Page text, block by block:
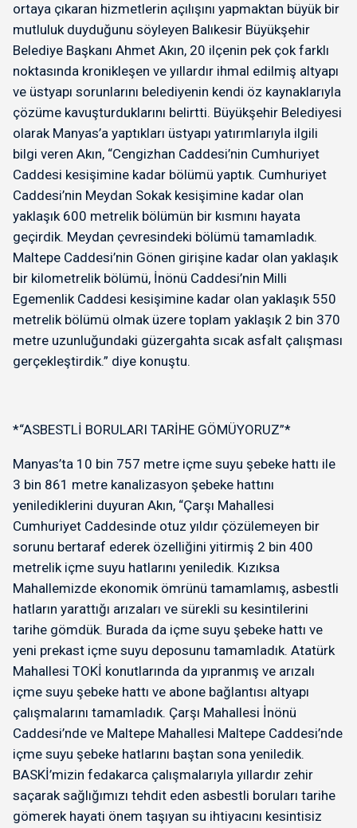
ortaya çıkaran hizmetlerin açılışını yapmaktan büyük bir
mutluluk duyduğunu söyleyen Balıkesir Büyükşehir
Belediye Başkanı Ahmet Akın, 20 ilçenin pek çok farklı
noktasında kronikleşen ve yıllardır ihmal edilmiş altyapı
ve üstyapı sorunlarını belediyenin kendi öz kaynaklarıyla
çözüme kavuşturduklarını belirtti. Büyükşehir Belediyesi
olarak Manyas’a yaptıkları üstyapı yatırımlarıyla ilgili
bilgi veren Akın, “Cengizhan Caddesi’nin Cumhuriyet
Caddesi kesişimine kadar bölümü yaptık. Cumhuriyet
Caddesi’nin Meydan Sokak kesişimine kadar olan
yaklaşık 600 metrelik bölümün bir kısmını hayata
geçirdik. Meydan çevresindeki bölümü tamamladık.
Maltepe Caddesi’nin Gönen girişine kadar olan yaklaşık
bir kilometrelik bölümü, İnönü Caddesi’nin Milli
Egemenlik Caddesi kesişimine kadar olan yaklaşık 550
metrelik bölümü olmak üzere toplam yaklaşık 2 bin 370
metre uzunluğundaki güzergahta sıcak asfalt çalışması
gerçekleştirdik.” diye konuştu.
*“ASBESTLİ BORULARI TARİHE GÖMÜYORUZ”*
Manyas’ta 10 bin 757 metre içme suyu şebeke hattı ile
3 bin 861 metre kanalizasyon şebeke hattını
yenilediklerini duyuran Akın, “Çarşı Mahallesi
Cumhuriyet Caddesinde otuz yıldır çözülemeyen bir
sorunu bertaraf ederek özelliğini yitirmiş 2 bin 400
metrelik içme suyu hatlarını yeniledik. Kızıksa
Mahallemizde ekonomik ömrünü tamamlamış, asbestli
hatların yarattığı arızaları ve sürekli su kesintilerini
tarihe gömdük. Burada da içme suyu şebeke hattı ve
yeni prekast içme suyu deposunu tamamladık. Atatürk
Mahallesi TOKİ konutlarında da yıpranmış ve arızalı
içme suyu şebeke hattı ve abone bağlantısı altyapı
çalışmalarını tamamladık. Çarşı Mahallesi İnönü
Caddesi’nde ve Maltepe Mahallesi Maltepe Caddesi’nde
içme suyu şebeke hatlarını baştan sona yeniledik.
BASKİ’mizin fedakarca çalışmalarıyla yıllardır zehir
saçarak sağlığımızı tehdit eden asbestli boruları tarihe
gömerek hayati önem taşıyan su ihtiyacını kesintisiz